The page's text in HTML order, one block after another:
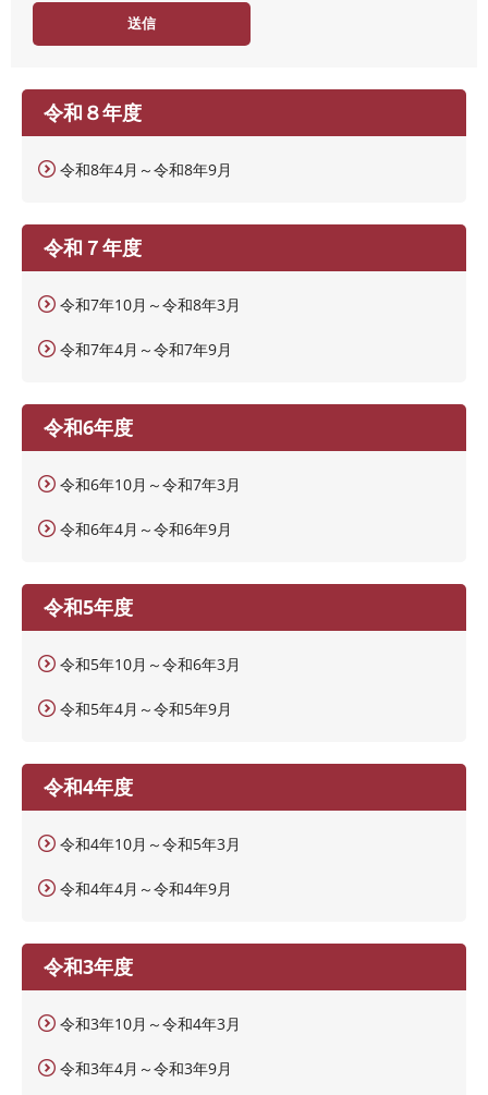
令和８年度
令和8年4月～令和8年9月
令和７年度
令和7年10月～令和8年3月
令和7年4月～令和7年9月
令和6年度
令和6年10月～令和7年3月
令和6年4月～令和6年9月
令和5年度
令和5年10月～令和6年3月
令和5年4月～令和5年9月
令和4年度
令和4年10月～令和5年3月
令和4年4月～令和4年9月
令和3年度
令和3年10月～令和4年3月
令和3年4月～令和3年9月